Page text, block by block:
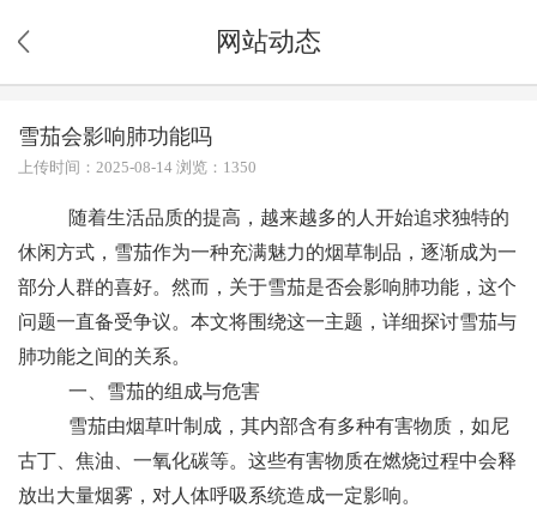
网站动态
雪茄会影响肺功能吗
上传时间：2025-08-14 浏览：1350
随着生活品质的提高，越来越多的人开始追求独特的
休闲方式，雪茄作为一种充满魅力的烟草制品，逐渐成为一
部分人群的喜好。然而，关于雪茄是否会影响肺功能，这个
问题一直备受争议。本文将围绕这一主题，详细探讨雪茄与
肺功能之间的关系。
一、雪茄的组成与危害
雪茄由烟草叶制成，其内部含有多种有害物质，如尼
古丁、焦油、一氧化碳等。这些有害物质在燃烧过程中会释
放出大量烟雾，对人体呼吸系统造成一定影响。